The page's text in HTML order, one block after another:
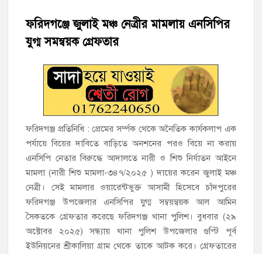
‘জনগণের ভোটে নির্বাচিত হয়ে ফরিদগঞ্জের উন্নয়নে কাজ করছি’ :
আলহাজ্ব এমএ হান্নান এমপি
নৌ পুলিশ ফাঁড়ির নাকের ডগায় কারেন্ট জালের দাপট, মতলবে প্রকাশ্যে
নিষিদ্ধ জাল মেরামত ও মাছ শিকার
‘জনগণের হাতে রাষ্ট্রের মালিকানা ফিরিয়ে দিতে বিএনপি সরকার
অঙ্গীকারাবদ্ধ’
মতলব উত্তরে সোনালী লাইফ ইন্সুইরেন্স কোম্পানী লিমিটেডের মরণোত্তর
চেক বিতরণ
হাজীগঞ্জ ডিগ্রি কলেজ গভীর শ্রদ্ধার সঙ্গে জুলাই গণঅভ্যুত্থানের সকল
শহীদকে স্মরণ
হাজীগঞ্জের যুবধারা সমবায় ক্ষুদ্রঋণ পুনরায় চালু করে মানুষের আমানতের
টাকা পরিশোধ করা হবে
ফরিদগঞ্জে জুলাই মঞ্চ নেত্রীর মামলায় এনসিপির
যুগ্ম সমন্বয়ক গ্রেফতার
ফরিদগঞ্জ প্রতিনিধি : প্রেমের সর্ম্পক থেকে অনৈতিক কার্যকলাপ এক
পর্যায়ে বিয়ের দাবিতে বাড়িতে অনশনের পরও বিয়ে না করায়
এনসিপি নেতার বিরুদ্ধে আদালতে নারী ও শিশু নির্যাতন আইনে
মামলা (নারী শিশু মামলা-৩৪৭/২০২৫ ) দায়ের করেন জুলাই মঞ্চ
নেত্রী। সেই মামলার ওয়ারেন্টভুক্ত আসামী হিসেবে চাঁদপুরের
ফরিদগঞ্জ উপজেলার এনসিপির যুগ্ম সম্বয়ন্বয়ক আল আমিন
সৈকতকে গ্রেফতার করেছে ফরিদগঞ্জ থানা পুলিশ। বুধবার (২৯
অক্টোবর ২০২৫) সন্ধ্যায় থানা পুলিশ উপজেলার গুপ্টি পূর্ব
ইউনিয়নের শ্রীকালিয়া গ্রাম থেকে তাকে আটক করে। গ্রেফতারের